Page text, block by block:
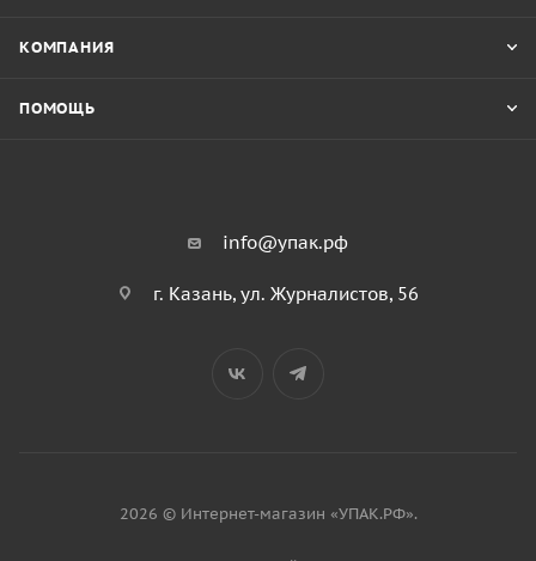
КОМПАНИЯ
ПОМОЩЬ
info@упак.рф
г. Казань, ул. Журналистов, 56
2026 © Интернет-магазин «УПАК.РФ».